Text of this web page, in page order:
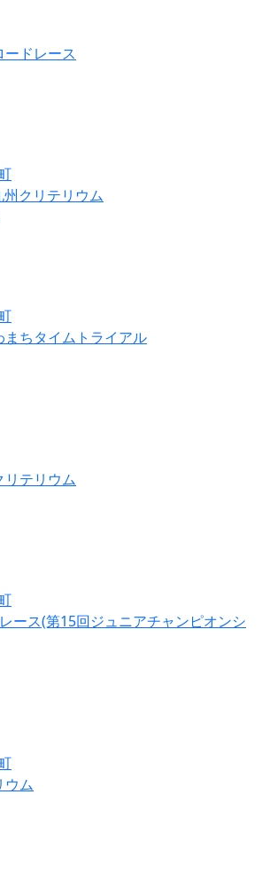
ドレース
クリテリウム
ちタイムトライアル
テリウム
ース(第15回ジュニアチャンピオンシ
ウム